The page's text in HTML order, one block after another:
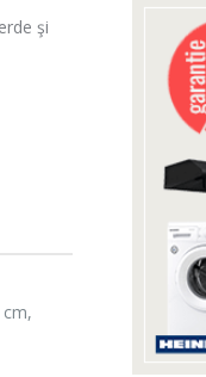
şi